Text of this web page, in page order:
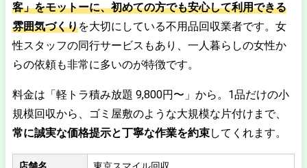
客」をモットーに、初めての方でも安心して利用できる
雰囲気づくりを大切にしている不用品回収業者です。女
性スタッフの同行サービスもあり、一人暮らしの女性か
らの依頼も非常に多いのが特徴です。
料金は「軽トラ積み放題 9,800円〜」から。1品だけの小
規模回収から、ゴミ屋敷のような大規模な片付けまで、
常に誠実な価格提示と丁寧な作業を約束してくれます。